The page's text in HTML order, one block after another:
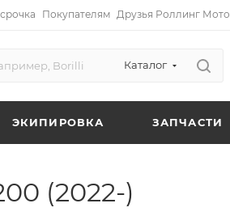
Покупателям Друзья Роллинг Мото
Каталог
ЭКИПИРОВКА ЗАПЧАСТИ
(2022-)